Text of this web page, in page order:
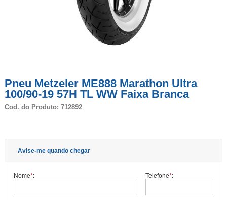
Pneu Metzeler ME888 Marathon Ultra
100/90-19 57H TL WW Faixa Branca
Cod. do Produto: 712892
Avise-me quando chegar
Nome*: Telefone*: